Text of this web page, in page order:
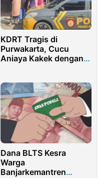
KDRT Tragis di
Purwakarta, Cucu
Aniaya Kakek dengan
Dana BLTS Kesra
Warga
Banjarkemantren